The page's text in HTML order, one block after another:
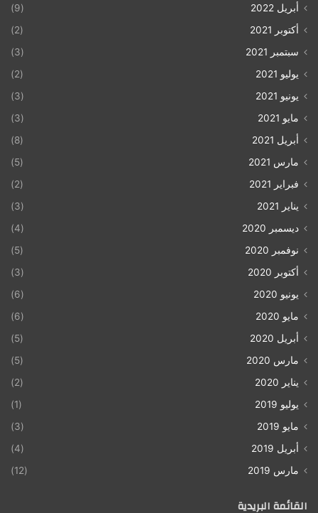
أبريل 2022
(9)
أكتوبر 2021
(2)
سبتمبر 2021
(3)
يوليو 2021
(2)
يونيو 2021
(3)
مايو 2021
(3)
أبريل 2021
(8)
مارس 2021
(5)
فبراير 2021
(2)
يناير 2021
(3)
ديسمبر 2020
(4)
نوفمبر 2020
(5)
أكتوبر 2020
(3)
يونيو 2020
(6)
مايو 2020
(6)
أبريل 2020
(5)
مارس 2020
(5)
يناير 2020
(2)
يوليو 2019
(1)
مايو 2019
(3)
أبريل 2019
(4)
مارس 2019
(12)
القائمة البريدية